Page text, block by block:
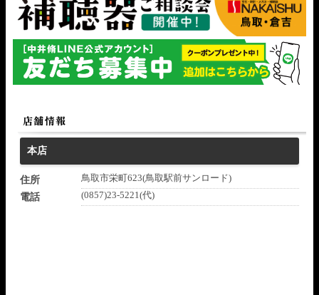
本店
住所
鳥取市栄町623(鳥取駅前サンロード)
電話
(0857)23-5221(代)